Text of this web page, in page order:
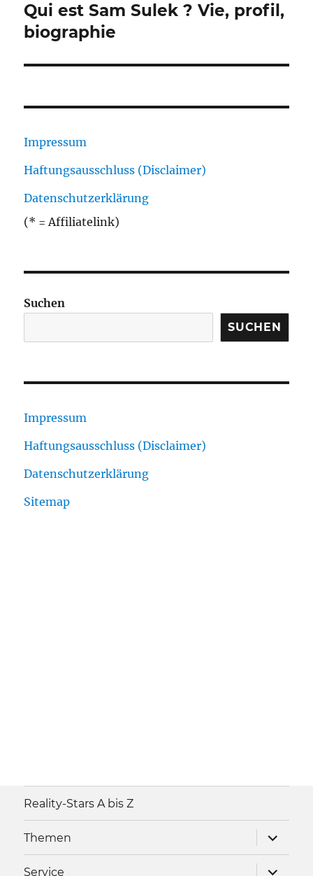
Nächster
Beitrag:
Qui est Sam Sulek ? Vie, profil,
biographie
Impressum
Haftungsausschluss (Disclaimer)
Datenschutzerklärung
(* = Affiliatelink)
Suchen
SUCHEN
Impressum
Haftungsausschluss (Disclaimer)
Datenschutzerklärung
Sitemap
Reality-Stars A bis Z
Themen
anzeigen
Service